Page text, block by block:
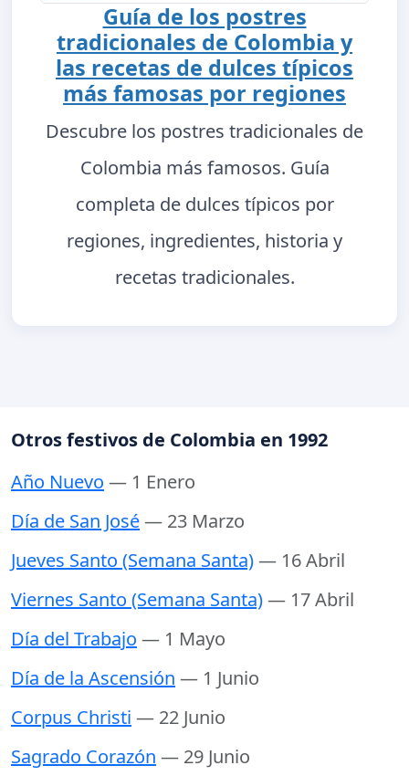
Guía de los postres
tradicionales de Colombia y
las recetas de dulces típicos
más famosas por regiones
Descubre los postres tradicionales de
Colombia más famosos. Guía
completa de dulces típicos por
regiones, ingredientes, historia y
recetas tradicionales.
Otros festivos de Colombia en 1992
Año Nuevo — 1 Enero
Día de San José— 23 Marzo
Jueves Santo (Semana Santa)— 16 Abril
Viernes Santo (Semana Santa)— 17 Abril
Día del Trabajo — 1 Mayo
Día de la Ascensión — 1 Junio
Corpus Christi — 22 Junio
Sagrado Corazón — 29 Junio